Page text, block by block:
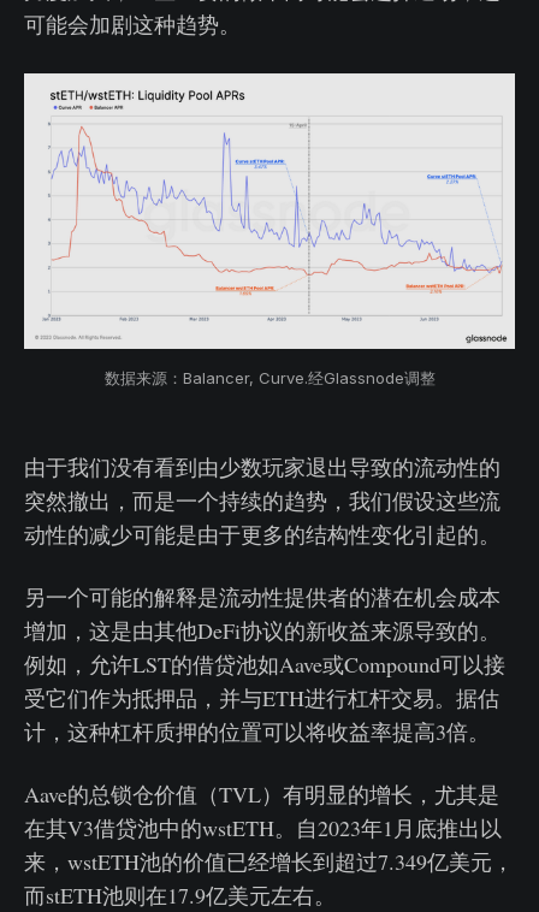
可能会加剧这种趋势。
数据来源：Balancer, Curve.经Glassnode调整
由于我们没有看到由少数玩家退出导致的流动性的
突然撤出，而是一个持续的趋势，我们假设这些流
动性的减少可能是由于更多的结构性变化引起的。
另一个可能的解释是流动性提供者的潜在机会成本
增加，这是由其他DeFi协议的新收益来源导致的。
例如，允许LST的借贷池如Aave或Compound可以接
受它们作为抵押品，并与ETH进行杠杆交易。据估
计，这种杠杆质押的位置可以将收益率提高3倍。
Aave的总锁仓价值（TVL）有明显的增长，尤其是
在其V3借贷池中的wstETH。自2023年1月底推出以
来，wstETH池的价值已经增长到超过7.349亿美元，
而stETH池则在17.9亿美元左右。